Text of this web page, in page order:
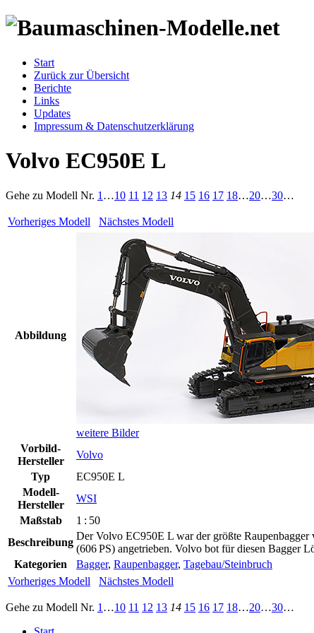
Start
Zurück zur Übersicht
Berichte
Links
Updates
Impressum & Datenschutzerklärung
Volvo EC950E L
Gehe zu Modell Nr. 1 …10 11 12 13 14 15 16 17 18…20…30…
Vorheriges Modell Nächstes Modell
Abbildung
weitere Bilder
Vorbild-
Hersteller
Volvo
Typ
EC950E L
Modell-
Hersteller
WSI
Maßstab
1 : 50
Beschreibung
Der Volvo EC950E L war der größte
(606 PS) angetrieben. Volvo bot für diesen Bagger
Kategorien
Bagger, Raupenbagger, Tagebau/Steinbruch
Vorheriges Modell
Nächstes Modell
Gehe zu Modell Nr. 1 …10 11 12 13 14 15 16 17 18…20…30…